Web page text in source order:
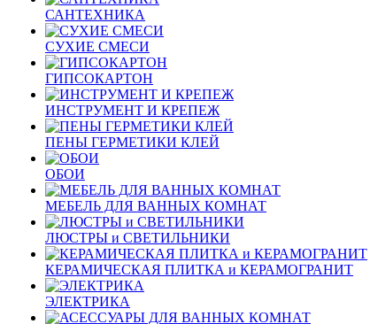
САНТЕХНИКА
СУХИЕ СМЕСИ
ГИПСОКАРТОН
ИНСТРУМЕНТ И КРЕПЕЖ
ПЕНЫ ГЕРМЕТИКИ КЛЕЙ
ОБОИ
МЕБЕЛЬ ДЛЯ ВАННЫХ КОМНАТ
ЛЮСТРЫ и СВЕТИЛЬНИКИ
КЕРАМИЧЕСКАЯ ПЛИТКА и КЕРАМОГРАНИТ
ЭЛЕКТРИКА